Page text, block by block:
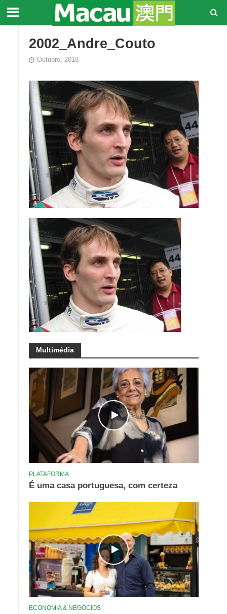
2002_Andre_Couto
Outubro, 2018
Multimédia
PLATAFORMA
É uma casa portuguesa, com certeza
ECONOMIA & NEGÓCIOS